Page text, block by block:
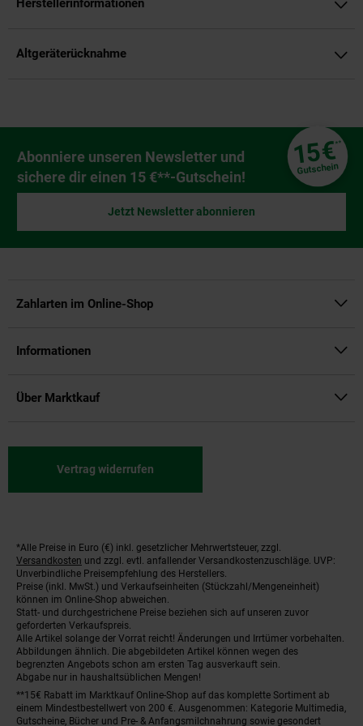
Herstellerinformationen
Altgeräterücknahme
Newsletter Anmeldung
Abonniere unseren Newsletter und
sichere dir einen 15 €**-Gutschein!
15€**
Gutschein
Jetzt Newsletter abonnieren
Zahlarten im Online-Shop
Informationen
Über Marktkauf
Vertrag widerrufen
Fußnoten
*Alle Preise in Euro (€) inkl. gesetzlicher Mehrwertsteuer, zzgl.
Versandkosten und zzgl. evtl. anfallender Versandkostenzuschläge. UVP:
Unverbindliche Preisempfehlung des Herstellers.
Preise (inkl. MwSt.) und Verkaufseinheiten (Stückzahl/Mengeneinheit)
können im Online-Shop abweichen.
Statt- und durchgestrichene Preise beziehen sich auf unseren zuvor
geforderten Verkaufspreis.
Alle Artikel solange der Vorrat reicht! Änderungen und Irrtümer vorbehalten.
Abbildungen ähnlich. Die abgebildeten Artikel können wegen des
begrenzten Angebots schon am ersten Tag ausverkauft sein.
Abgabe nur in haushaltsüblichen Mengen!
**15€ Rabatt im Marktkauf Online-Shop auf das komplette Sortiment ab
einem Mindestbestellwert von 200 €. Ausgenommen: Kategorie Multimedia,
Gutscheine, Bücher und Pre- & Anfangsmilchnahrung sowie gesondert